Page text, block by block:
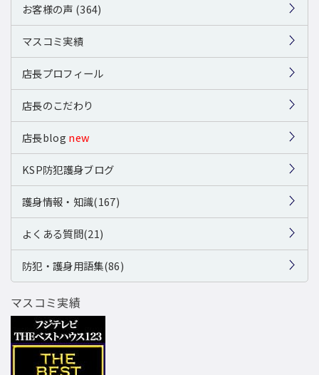
お客様の声 (364)
マスコミ実績
店長プロフィール
店長のこだわり
店長blog new
KSP防犯護身ブログ
護身情報・知識(167)
よくある質問(21)
防犯・護身用語集(86)
マスコミ実績